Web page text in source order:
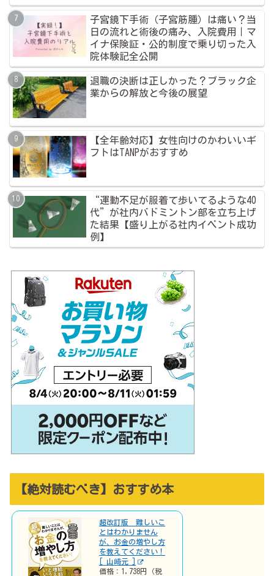
子宮鏡下手術（子宮筋腫）は痛い？当
日の流れと術後の痛み、入院費用｜マ
イナ保険証・公的制度で乗り切った入
院体験記全公開
退職の決断は正しかった？ブラック企
業からの解放と今後の展望
【全年齢対応】女性向けのかわいいギ
フトはTANPがおすすめ
“運動不足が服着て歩いてるような40
代”が社内バドミントン部を立ち上げ
た結果【盛り上がる社内イベント成功
例】
【絶対読むべき】おすすめ本
超改訂版 難しいこ
とはわかりません
が、お金の増やし方
を教えてください！
[ 山崎元 ]
価格：1,738円（税